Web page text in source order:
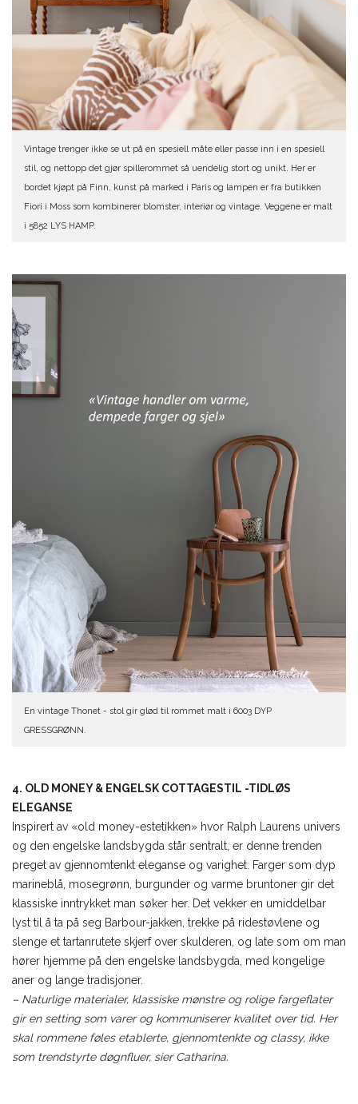
Vintage trenger ikke se ut på en spesiell måte eller passe inn i en spesiell
stil, og nettopp det gjør spillerommet så uendelig stort og unikt. Her er
bordet kjøpt på Finn, kunst på marked i Paris og lampen er fra butikken
Fiori i Moss som kombinerer blomster, interiør og vintage. Veggene er malt
i 5852 LYS HAMP.
En vintage Thonet - stol gir glød til rommet malt i 6003 DYP
GRESSGRØNN.
4. OLD MONEY & ENGELSK COTTAGESTIL -TIDLØS
ELEGANSE
Inspirert av «old money-estetikken» hvor Ralph Laurens univers
og den engelske landsbygda står sentralt, er denne trenden
preget av gjennomtenkt eleganse og varighet. Farger som dyp
marineblå, mosegrønn, burgunder og varme bruntoner gir det
klassiske inntrykket man søker her. Det vekker en umiddelbar
lyst til å ta på seg Barbour-jakken, trekke på ridestøvlene og
slenge et tartanrutete skjerf over skulderen, og late som om man
hører hjemme på den engelske landsbygda, med kongelige
aner og lange tradisjoner.
– Naturlige materialer, klassiske mønstre og rolige fargeflater
gir en setting som varer og kommuniserer kvalitet over tid. Her
skal rommene føles etablerte, gjennomtenkte og classy, ikke
som trendstyrte døgnfluer, sier Catharina.